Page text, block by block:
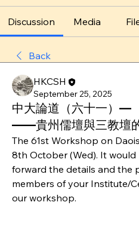
Discussion Media
Back
HKCSH
September 25, 2025
中大論道（六十一）—
——貴州儒壇與三教壇
The 61st Workshop on
8th October (Wed). It
forward the details and the
members of your Institute/
our workshop.